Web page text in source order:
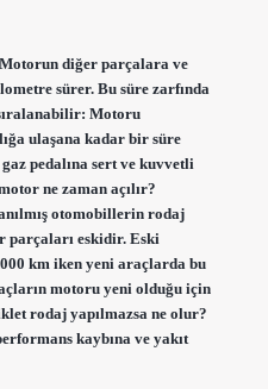
diğer parçalara ve
sürer. Bu süre zarfında
Motoru
ulaşana kadar bir süre
pedalına sert ve kuvvetli
ne zaman açılır?
otomobillerin rodaj
parçaları eskidir. Eski
km iken yeni araçlarda bu
motoru yeni olduğu için
rodaj yapılmazsa ne olur?
kaybına ve yakıt